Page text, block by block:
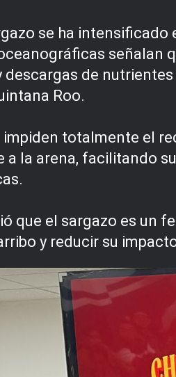
se ha intensificado
señalan
de
Roo.
totalmente el
la arena, facilitando
que el sargazo es un
y reducir su